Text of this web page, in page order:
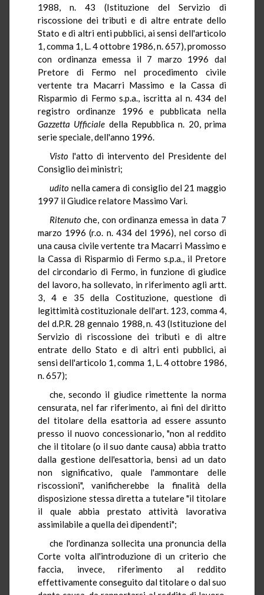
1988, n. 43 (Istituzione del Servizio di
riscossione dei tributi e di altre entrate dello
Stato e di altri enti pubblici, ai sensi dell'articolo
1, comma 1, L. 4 ottobre 1986, n. 657), promosso
con ordinanza emessa il 7 marzo 1996 dal
Pretore di Fermo nel procedimento civile
vertente tra Macarri Massimo e la Cassa di
Risparmio di Fermo s.p.a., iscritta al n. 434 del
registro ordinanze 1996 e pubblicata nella
Gazzetta Ufficiale della Repubblica n. 20, prima
serie speciale, dell'anno 1996.
Visto l'atto di intervento del Presidente del
Consiglio dei ministri;
udito nella camera di consiglio del 21 maggio
1997 il Giudice relatore Massimo Vari.
Ritenuto che, con ordinanza emessa in data 7
marzo 1996 (r.o. n. 434 del 1996), nel corso di
una causa civile vertente tra Macarri Massimo e
la Cassa di Risparmio di Fermo s.p.a., il Pretore
del circondario di Fermo, in funzione di giudice
del lavoro, ha sollevato, in riferimento agli artt.
3, 4 e 35 della Costituzione, questione di
legittimità costituzionale dell'art. 123, comma 4,
del d.P.R. 28 gennaio 1988, n. 43 (Istituzione del
Servizio di riscossione dei tributi e di altre
entrate dello Stato e di altri enti pubblici, ai
sensi dell'articolo 1, comma 1, L. 4 ottobre 1986,
n. 657);
che, secondo il giudice rimettente la norma
censurata, nel far riferimento, ai fini del diritto
del titolare della esattoria ad essere assunto
presso il nuovo concessionario, "non al reddito
che il titolare (o il suo dante causa) abbia tratto
dalla gestione dell'esattoria, bensì ad un dato
non significativo, quale l'ammontare delle
riscossioni", vanificherebbe la finalità della
disposizione stessa diretta a tutelare "il titolare
il quale abbia prestato attività lavorativa
assimilabile a quella dei dipendenti";
che l'ordinanza sollecita una pronuncia della
Corte volta all'introduzione di un criterio che
faccia, invece, riferimento al reddito
effettivamente conseguito dal titolare o dal suo